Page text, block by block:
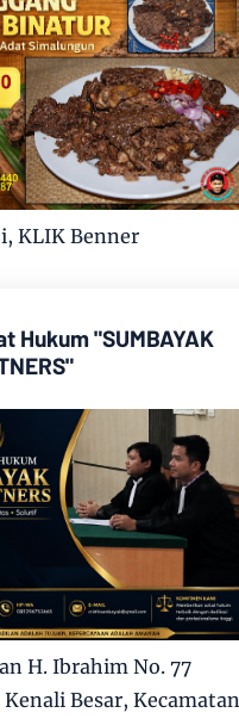
KLIK Benner
Hukum "SUMBAYAK
H. Ibrahim No. 77
Kenali Besar, Kecamatan